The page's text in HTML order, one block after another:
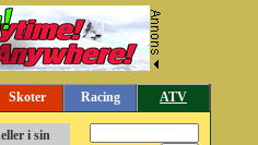
Skoter Racing
ATV
i sin